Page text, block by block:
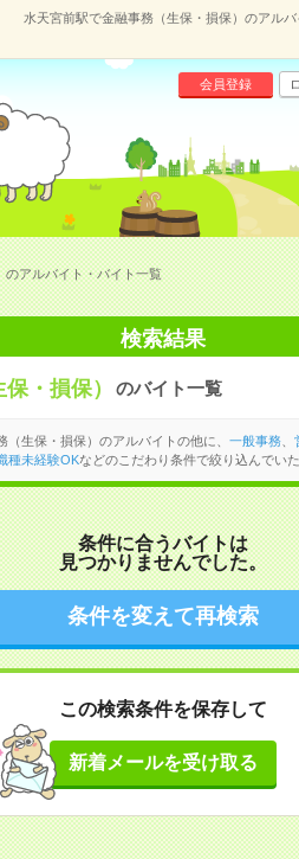
水天宮前駅で金融事務（生保・損保）のアル
会員登録
アルバイト・バイト一覧
検索結果
・損保） のバイト一覧
生保・損保）のアルバイトの他に、 一般事務、
種未経験OKなどのこだわり条件で絞り込んでいた
条件に合うバイトは
見つかりませんでした。
条件を変えて再検索
この検索条件を保存して
新着メールを受け取る